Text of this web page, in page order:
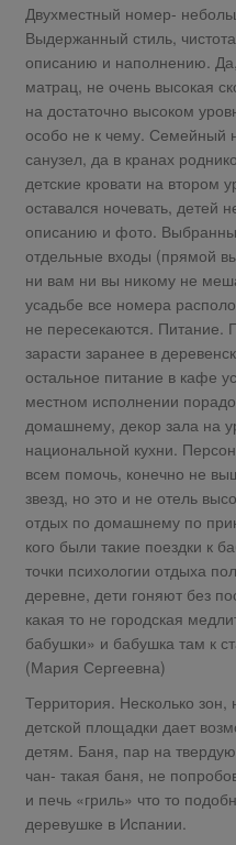
Двухместный номер-
Выдержанный стиль,
описанию и наполнению.
матрац, не очень высокая
на достаточно высоком
особо не к чему. Семейный
санузел, да в кранах
детские кровати на втором
оставался ночевать, детей
описанию и фото.
отдельные входы (прямой
ни вам ни вы никому не
усадьбе все номера
не пересекаются. Питание.
зарасти заранее в
остальное питание в кафе
местном исполнении
домашнему, декор зала на
национальной кухни.
всем помочь, конечно не
звезд, но это и не отель
отдых по домашнему по
кого были такие поездки к
точки психологии отдыха
деревне, дети гоняют без
какая то не городская
бабушки» и бабушка там к
(Мария Сергеевна)
Территория. Несколько зон,
детской площадки дает
детям. Баня, пар на
чан- такая баня, не
и печь «гриль» что то
деревушке в Испании.